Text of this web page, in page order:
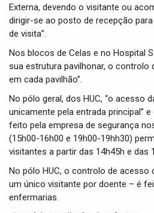
Externa, devendo o visitante ou
dirigir-se ao posto de recepção
de visita”.
Nos blocos de Celas e no Hospital
sua estrutura pavilhonar, o controlo
em cada pavilhão”.
No pólo geral, dos HUC, “o acesso
unicamente pela entrada principal”
feito pela empresa de segurança
(15h00-16h00 e 19h00-19hh30)
visitantes a partir das 14h45h e das
No pólo HUC, o controlo de acesso
um único visitante por doente – é
enfermarias.